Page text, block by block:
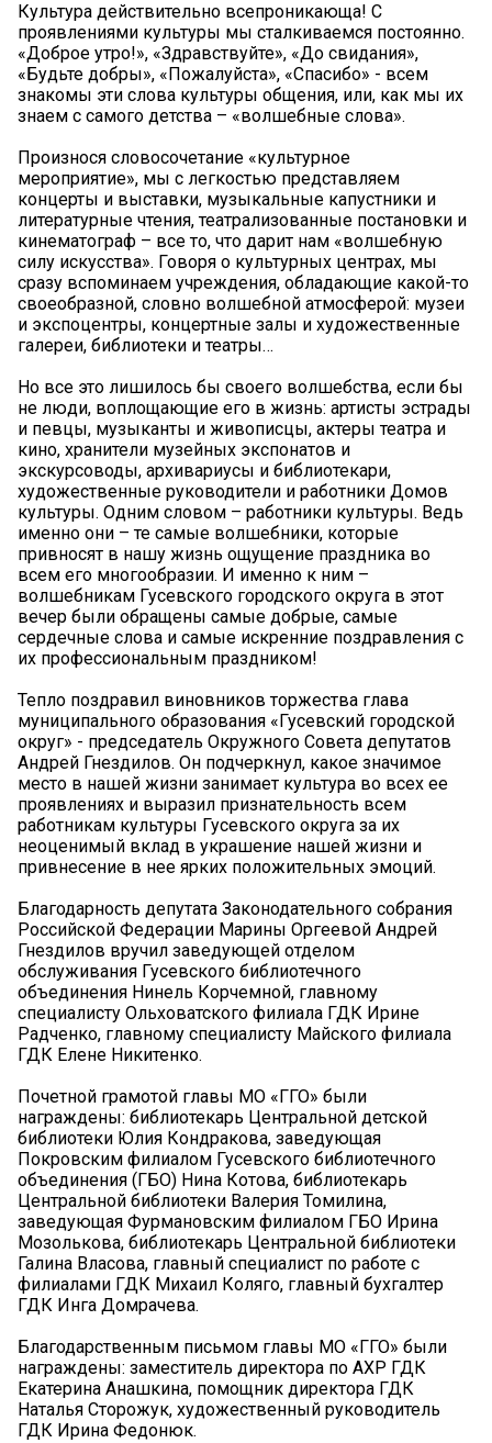
Культура действительно всепроникающа! С
проявлениями культуры мы сталкиваемся постоянно.
«Доброе утро!», «Здравствуйте», «До свидания»,
«Будьте добры», «Пожалуйста», «Спасибо» - всем
знакомы эти слова культуры общения, или, как мы их
знаем с самого детства – «волшебные слова».
Произнося словосочетание «культурное
мероприятие», мы с легкостью представляем
концерты и выставки, музыкальные капустники и
литературные чтения, театрализованные постановки и
кинематограф – все то, что дарит нам «волшебную
силу искусства». Говоря о культурных центрах, мы
сразу вспоминаем учреждения, обладающие какой-то
своеобразной, словно волшебной атмосферой: музеи
и экспоцентры, концертные залы и художественные
галереи, библиотеки и театры…
Но все это лишилось бы своего волшебства, если бы
не люди, воплощающие его в жизнь: артисты эстрады
и певцы, музыканты и живописцы, актеры театра и
кино, хранители музейных экспонатов и
экскурсоводы, архивариусы и библиотекари,
художественные руководители и работники Домов
культуры. Одним словом – работники культуры. Ведь
именно они – те самые волшебники, которые
привносят в нашу жизнь ощущение праздника во
всем его многообразии. И именно к ним –
волшебникам Гусевского городского округа в этот
вечер были обращены самые добрые, самые
сердечные слова и самые искренние поздравления с
их профессиональным праздником!
Тепло поздравил виновников торжества глава
муниципального образования «Гусевский городской
округ» - председатель Окружного Совета депутатов
Андрей Гнездилов. Он подчеркнул, какое значимое
место в нашей жизни занимает культура во всех ее
проявлениях и выразил признательность всем
работникам культуры Гусевского округа за их
неоценимый вклад в украшение нашей жизни и
привнесение в нее ярких положительных эмоций.
Благодарность депутата Законодательного собрания
Российской Федерации Марины Оргеевой Андрей
Гнездилов вручил заведующей отделом
обслуживания Гусевского библиотечного
объединения Нинель Корчемной, главному
специалисту Ольховатского филиала ГДК Ирине
Радченко, главному специалисту Майского филиала
ГДК Елене Никитенко.
Почетной грамотой главы МО «ГГО» были
награждены: библиотекарь Центральной детской
библиотеки Юлия Кондракова, заведующая
Покровским филиалом Гусевского библиотечного
объединения (ГБО) Нина Котова, библиотекарь
Центральной библиотеки Валерия Томилина,
заведующая Фурмановским филиалом ГБО Ирина
Мозолькова, библиотекарь Центральной библиотеки
Галина Власова, главный специалист по работе с
филиалами ГДК Михаил Коляго, главный бухгалтер
ГДК Инга Домрачева.
Благодарственным письмом главы МО «ГГО» были
награждены: заместитель директора по АХР ГДК
Екатерина Анашкина, помощник директора ГДК
Наталья Сторожук, художественный руководитель
ГДК Ирина Федонюк.